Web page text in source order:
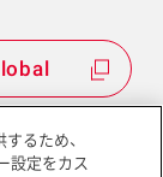
るため、
設定をカス